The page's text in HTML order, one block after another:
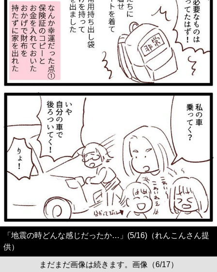
「地震の時どんな感じだったか…」(5/16)（れんこんさん提
供）
まだまだ画像は続きます。画像（6/17）